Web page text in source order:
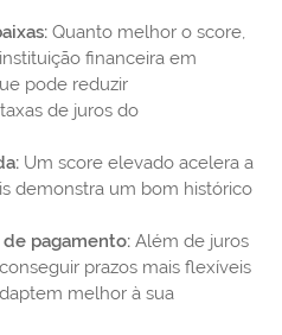
Quanto melhor o score,
financeira em
pode reduzir
de juros do
Um score elevado acelera a
demonstra um bom histórico
pagamento: Além de juros
prazos mais flexíveis
melhor à sua